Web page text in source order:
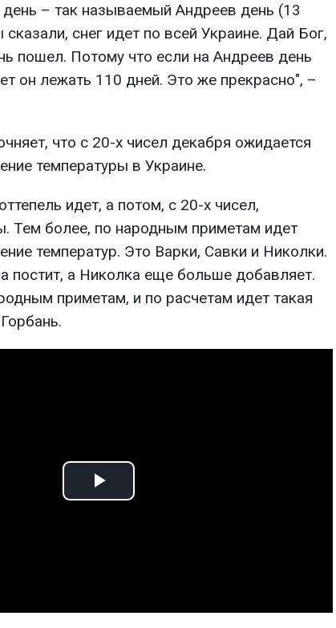
– так называемый Андреев день (13
снег идет по всей Украине. Дай Бог,
пошел. Потому что если на Андреев день
он лежать 110 дней. Это же прекрасно", –
что с 20-х чисел декабря ожидается
температуры в Украине.
идет, а потом, с 20-х чисел,
Тем более, по народным приметам идет
температур. Это Варки, Савки и Николки.
постит, а Николка еще больше добавляет.
приметам, и по расчетам идет такая
Play